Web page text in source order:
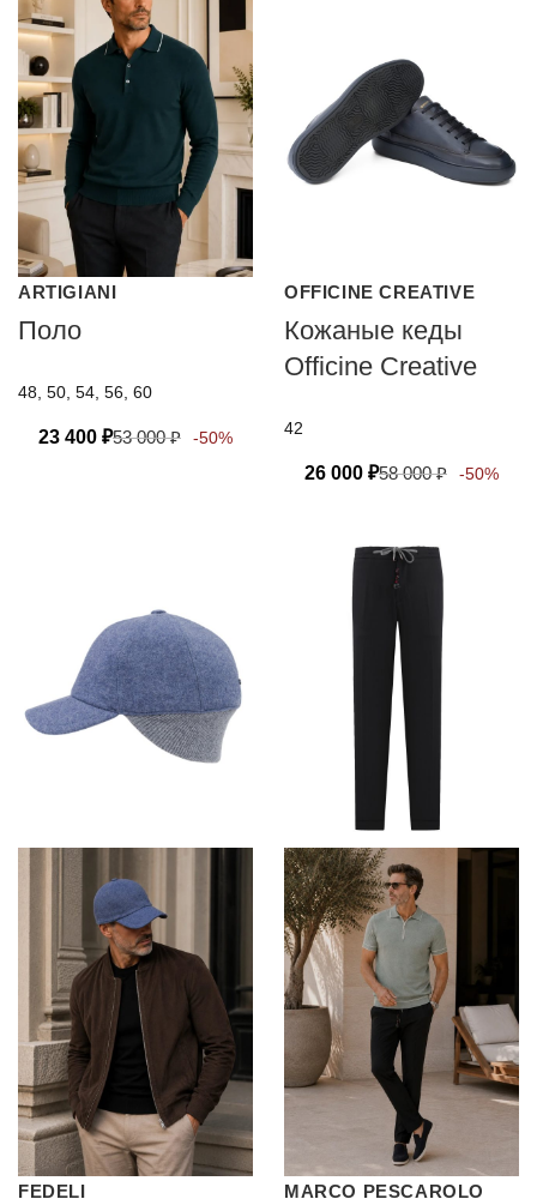
ARTIGIANI
Поло
48, 50, 54, 56, 60
23 400 ₽53 000₽ -50%
OFFICINE CREATIVE
Кожаные кеды
Officine Creative
42
26 000 ₽58 000₽ -50%
FEDELI MARCO PESCAROLO